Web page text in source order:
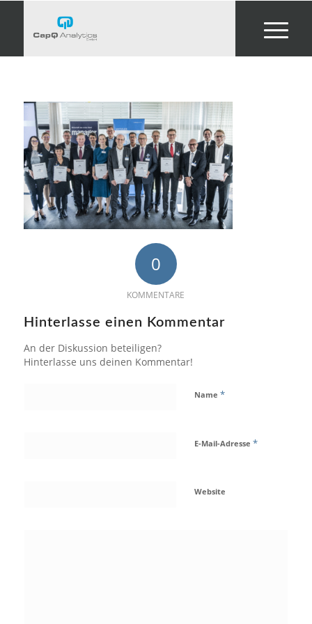
0
KOMMENTARE
Hinterlasse einen Kommentar
An der Diskussion beteiligen?
Hinterlasse uns deinen Kommentar!
Name *
E-Mail-Adresse *
Website